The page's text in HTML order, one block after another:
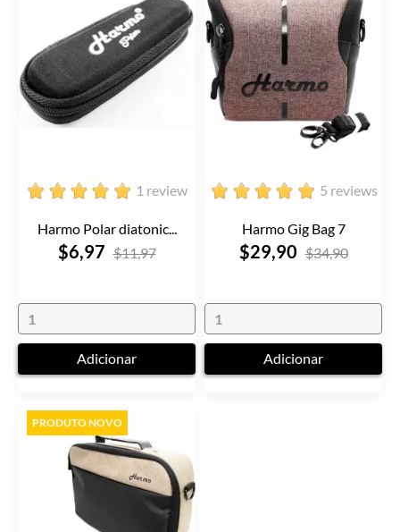
1 review
Harmo Polar diatonic...
$6,97 $11,97
Adicionar
5 reviews
Harmo Gig Bag 7
$29,90 $34,90
Adicionar
PRODUTO NOVO